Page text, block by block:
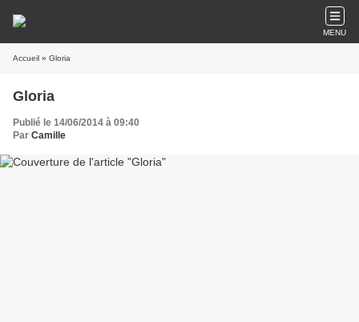
MENU
Accueil » Gloria
Gloria
Publié le 14/06/2014 à 09:40
Par Camille